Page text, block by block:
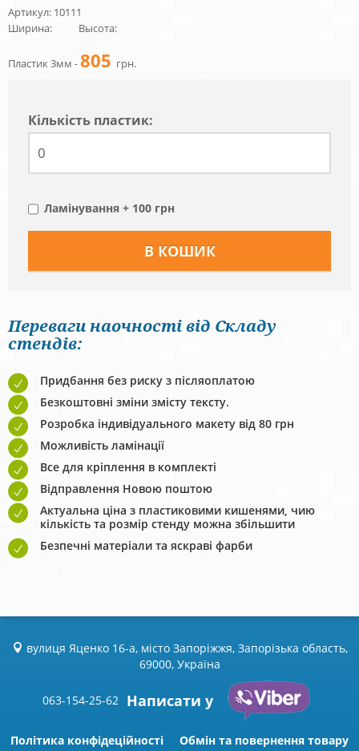
Артикул: 10111
Ширина:
Высота:
Пластик 3мм -805 грн.
Кiлькiсть пластик:
Ламінування + 100 грн
Переваги наочності від Складу
стендів:
Придбання без риску з післяоплатою
Безкоштовні зміни змісту тексту.
Розробка індивідуального макету від 80 грн
Можливість ламінації
Все для кріплення в комплекті
Відправлення Новою поштою
Актуальна ціна з пластиковими кишенями, чию
кількість та розмір стенду можна збільшити
Безпечні матеріали та яскраві фарби
вулиця Яценко 16-а, місто Запоріжжя, Запорізька область,
69000, Україна
063-154-25-62 Написати у
Політика конфідеційності Обмін та повернення товару